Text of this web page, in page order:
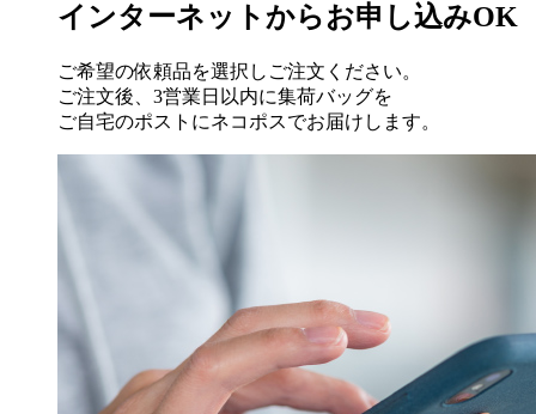
インターネットからお申し込みOK
ご希望の依頼品を選択しご注文ください。
ご注文後、3営業日以内に集荷バッグを
ご自宅のポストにネコポスでお届けします。